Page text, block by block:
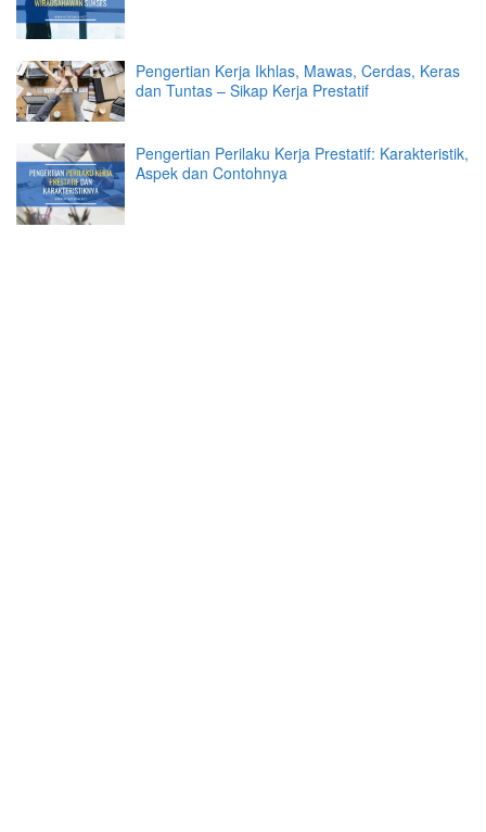
Pengertian Kerja Ikhlas, Mawas, Cerdas, Keras
dan Tuntas – Sikap Kerja Prestatif
Pengertian Perilaku Kerja Prestatif: Karakteristik,
Aspek dan Contohnya